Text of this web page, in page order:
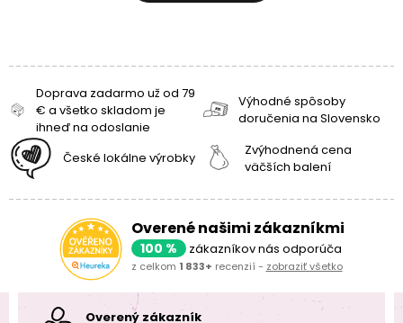
Doprava zadarmo už od 79
€ a všetko skladom je
ihneď na odoslanie
Výhodné spôsoby
doručenia na Slovensko
České lokálne výrobky
Zvýhodnená cena
väčších balení
Overené našimi zákazníkmi
100 % zákazníkov nás odporúča
z celkom 1 833+ recenzií - zobraziť všetko
Overený zákazník